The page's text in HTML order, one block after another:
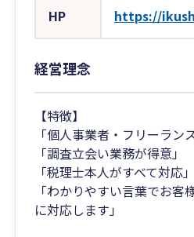
HP https://
経営理念
【特徴】
「個人事業者・フリーラン
「調査立会い業務が得意」
「税理士本人がすべて対応」
「わかりやすい言葉でお客
に対応します」